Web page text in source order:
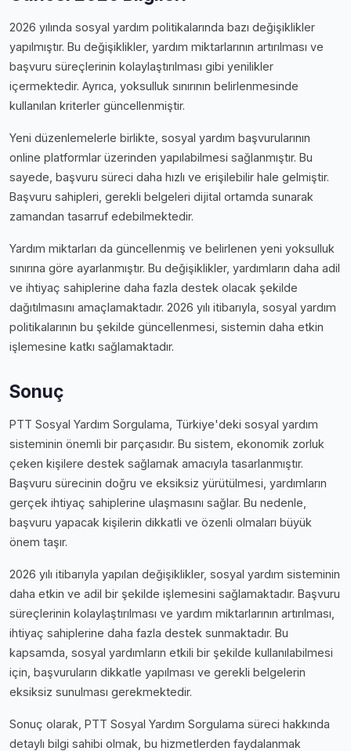
2026 yılında sosyal yardım politikalarında bazı değişiklikler
yapılmıştır. Bu değişiklikler, yardım miktarlarının artırılması ve
başvuru süreçlerinin kolaylaştırılması gibi yenilikler
içermektedir. Ayrıca, yoksulluk sınırının belirlenmesinde
kullanılan kriterler güncellenmiştir.
Yeni düzenlemelerle birlikte, sosyal yardım başvurularının
online platformlar üzerinden yapılabilmesi sağlanmıştır. Bu
sayede, başvuru süreci daha hızlı ve erişilebilir hale gelmiştir.
Başvuru sahipleri, gerekli belgeleri dijital ortamda sunarak
zamandan tasarruf edebilmektedir.
Yardım miktarları da güncellenmiş ve belirlenen yeni yoksulluk
sınırına göre ayarlanmıştır. Bu değişiklikler, yardımların daha adil
ve ihtiyaç sahiplerine daha fazla destek olacak şekilde
dağıtılmasını amaçlamaktadır. 2026 yılı itibarıyla, sosyal yardım
politikalarının bu şekilde güncellenmesi, sistemin daha etkin
işlemesine katkı sağlamaktadır.
Sonuç
PTT Sosyal Yardım Sorgulama, Türkiye'deki sosyal yardım
sisteminin önemli bir parçasıdır. Bu sistem, ekonomik zorluk
çeken kişilere destek sağlamak amacıyla tasarlanmıştır.
Başvuru sürecinin doğru ve eksiksiz yürütülmesi, yardımların
gerçek ihtiyaç sahiplerine ulaşmasını sağlar. Bu nedenle,
başvuru yapacak kişilerin dikkatli ve özenli olmaları büyük
önem taşır.
2026 yılı itibarıyla yapılan değişiklikler, sosyal yardım sisteminin
daha etkin ve adil bir şekilde işlemesini sağlamaktadır. Başvuru
süreçlerinin kolaylaştırılması ve yardım miktarlarının artırılması,
ihtiyaç sahiplerine daha fazla destek sunmaktadır. Bu
kapsamda, sosyal yardımların etkili bir şekilde kullanılabilmesi
için, başvuruların dikkatle yapılması ve gerekli belgelerin
eksiksiz sunulması gerekmektedir.
Sonuç olarak, PTT Sosyal Yardım Sorgulama süreci hakkında
detaylı bilgi sahibi olmak, bu hizmetlerden faydalanmak